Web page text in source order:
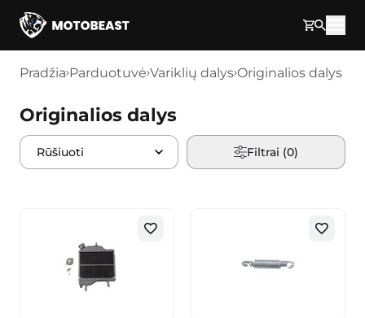
Pereikite prie turinio
Pradžia Parduotuvė Variklių dalys Originalios dalys
Originalios dalys
Filtrai (0)